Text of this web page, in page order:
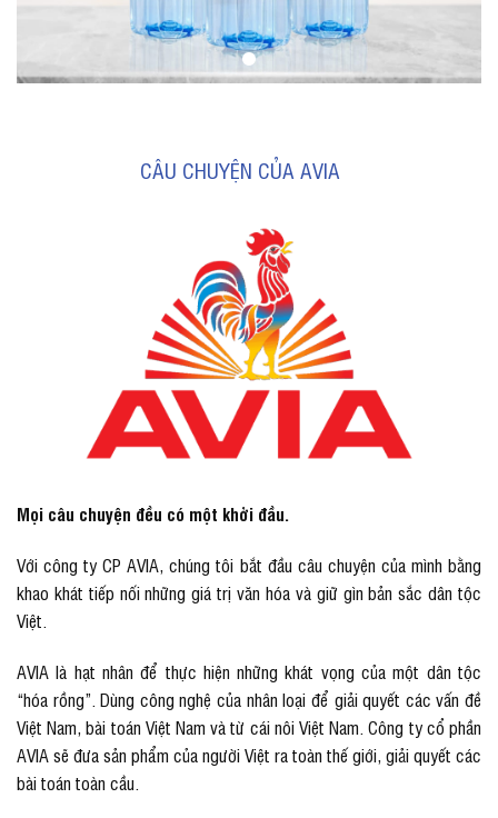
CÂU CHUYỆN CỦA AVIA
Mọi câu chuyện đều có một khởi đầu.
Với công ty CP AVIA, chúng tôi bắt đầu câu chuyện của mình bằng
khao khát tiếp nối những giá trị văn hóa và giữ gìn bản sắc dân tộc
Việt.
AVIA là hạt nhân để thực hiện những khát vọng của một dân tộc
“hóa rồng”. Dùng công nghệ của nhân loại để giải quyết các vấn đề
Việt Nam, bài toán Việt Nam và từ cái nôi Việt Nam. Công ty cổ phần
AVIA sẽ đưa sản phẩm của người Việt ra toàn thế giới, giải quyết các
bài toán toàn cầu.